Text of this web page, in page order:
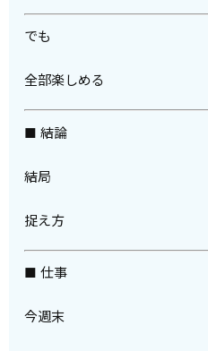
でも
全部楽しめる
■ 結論
結局
捉え方
■ 仕事
今週末